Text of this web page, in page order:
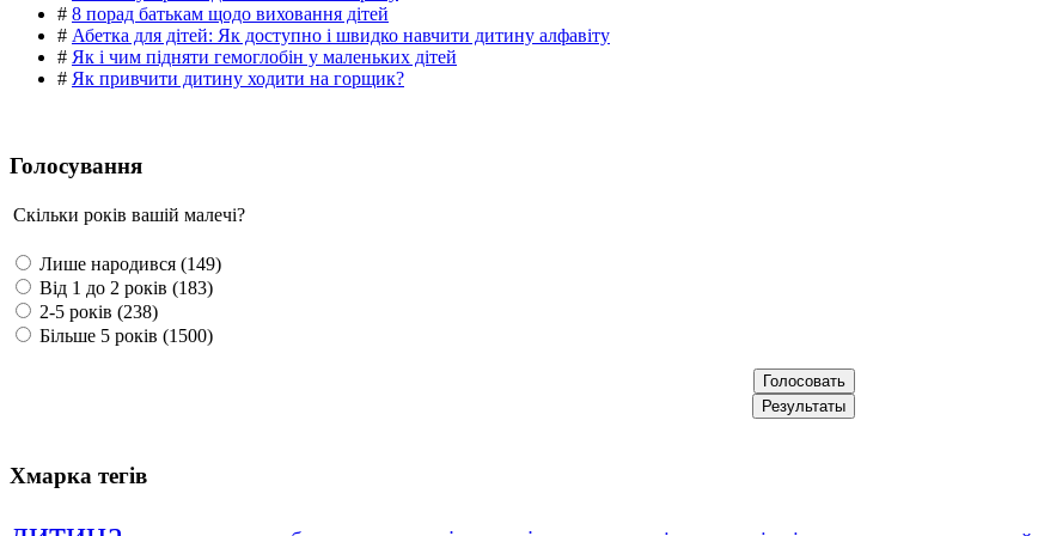
# 8 порад батькам щодо виховання дітей
# Абетка для дітей: Як доступно і швидко навчити дитину алфавіту
# Як і чим підняти гемоглобін у маленьких дітей
# Як привчити дитину ходити на горщик?
Голосування
Скільки років вашій малечі?
Лише народився (149)
Від 1 до 2 років (183)
2-5 років (238)
Більше 5 років (1500)
Хмарка тегів